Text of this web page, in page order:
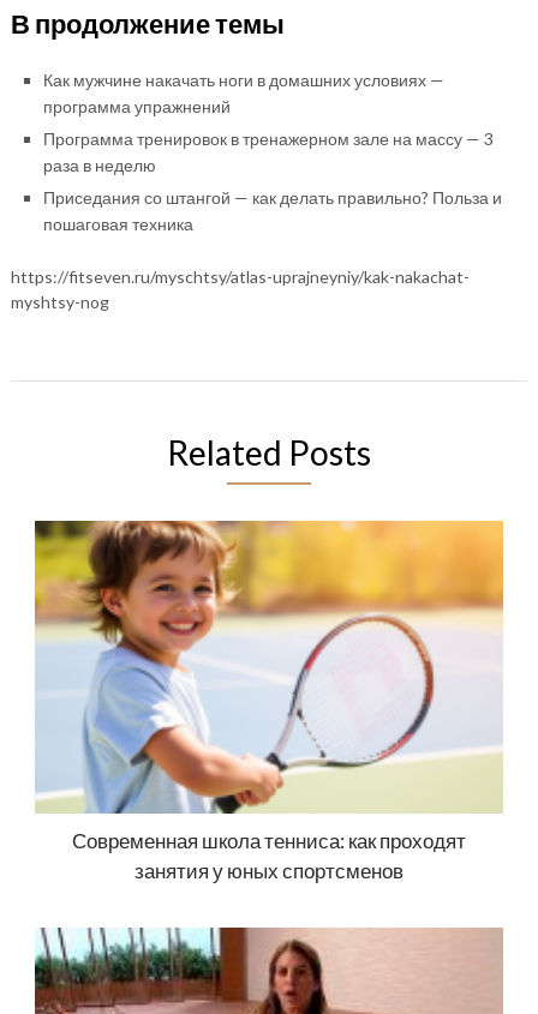
В продолжение темы
Как мужчине накачать ноги в домашних условиях —
программа упражнений
Программа тренировок в тренажерном зале на массу — 3
раза в неделю
Приседания со штангой — как делать правильно? Польза и
пошаговая техника
https://fitseven.ru/myschtsy/atlas-uprajneyniy/kak-nakachat-
myshtsy-nog
Related Posts
Современная школа тенниса: как проходят
занятия у юных спортсменов